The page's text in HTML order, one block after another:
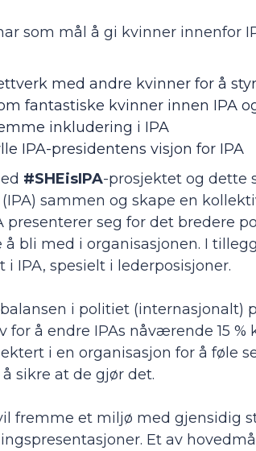
som mål å gi kvinner innenfor
med andre kvinner for å
fantastiske kvinner innen IPA
inkludering i IPA
IPA-presidentens visjon for IPA
#SHEisIPA-prosjektet og dette
sammen og skape en
presenterer seg for det bredere
å bli med i organisasjonen. I
i IPA, spesielt i lederposisjoner.
i politiet (internasjonalt)
for å endre IPAs nåværende 15
i en organisasjon for å føle
sikre at de gjør det.
fremme et miljø med gjensidig
Et av